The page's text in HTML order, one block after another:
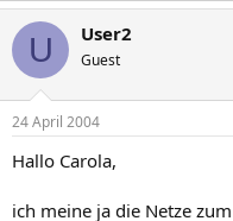
U User2
Guest
24 April 2004
Hallo Carola,
ich meine ja die Netze